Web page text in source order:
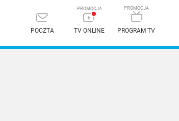
POCZTA TV ONLINE PROGRAM TV